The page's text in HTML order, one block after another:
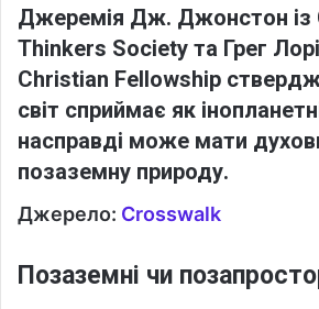
Джеремія Дж. Джонстон із
Thinkers Society та Грег
Christian Fellowship
світ сприймає як
насправді може мати
позаземну природу.
Джерело: Crosswalk
Позаземні чи